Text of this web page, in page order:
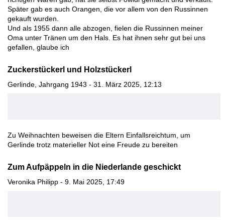
Später gab es auch Orangen, die vor allem von den Russinnen
gekauft wurden.
Und als 1955 dann alle abzogen, fielen die Russinnen meiner
Oma unter Tränen um den Hals. Es hat ihnen sehr gut bei uns
gefallen, glaube ich
Zuckerstückerl und Holzstückerl
Gerlinde, Jahrgang 1943 - 31. März 2025, 12:13
Zu Weihnachten beweisen die Eltern Einfallsreichtum, um
Gerlinde trotz materieller Not eine Freude zu bereiten
Zum Aufpäppeln in die Niederlande geschickt
Veronika Philipp - 9. Mai 2025, 17:49